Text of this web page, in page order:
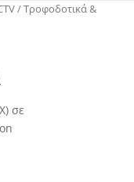
/Τροφοδοτικά &
σε